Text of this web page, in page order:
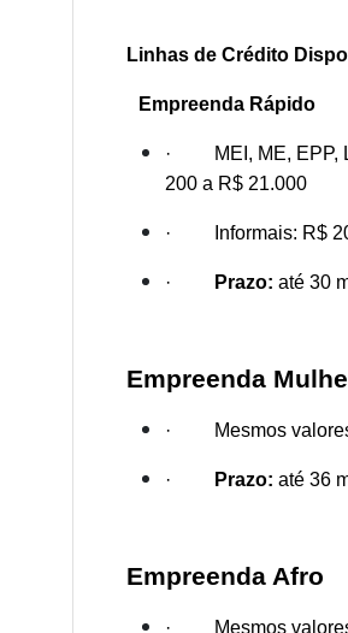
Linhas de Crédito
Empreenda Rápido
· MEI, ME, EPP,
200 a R$ 21.000
· Informais: R$
· Prazo: até 30
Empreenda
· Mesmos valores
· Prazo: até 36
Empreenda Afro
· Mesmos valores